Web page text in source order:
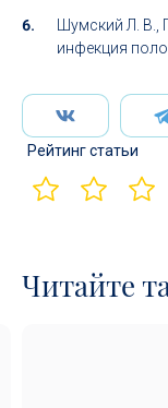
Шумский Л. В.,
инфекция
Рейтинг статьи
Читайте